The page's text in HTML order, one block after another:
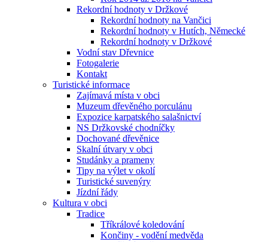
Rekordní hodnoty v Držkové
Rekordní hodnoty na Vančici
Rekordní hodnoty v Hutích, Německé
Rekordní hodnoty v Držkové
Vodní stav Dřevnice
Fotogalerie
Kontakt
Turistické informace
Zajímavá místa v obci
Muzeum dřevěného porculánu
Expozice karpatského salašnictví
NS Držkovské chodníčky
Dochované dřevěnice
Skalní útvary v obci
Studánky a prameny
Tipy na výlet v okolí
Turistické suvenýry
Jízdní řády
Kultura v obci
Tradice
Tříkrálové koledování
Končiny - vodění medvěda